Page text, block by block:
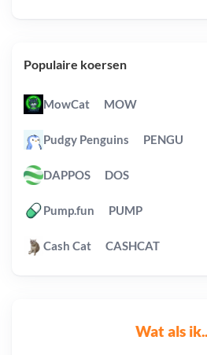
Wat als
Populaire koersen
MowCat MOW
Pudgy Penguins PENGU
DAPPOS DOS
Pump.fun PUMP
Cash Cat CASHCAT